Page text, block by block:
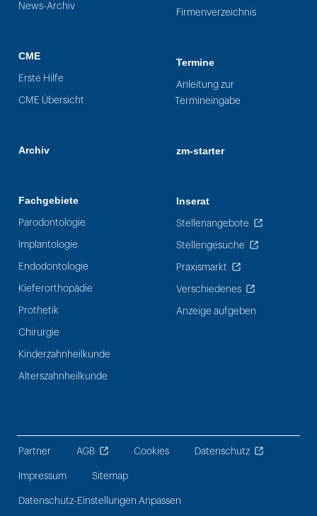
News-Archiv
CME
Erste Hilfe
CME Übersicht
Archiv
Fachgebiete
Parodontologie
Implantologie
Endodontologie
Kieferorthopädie
Prothetik
Chirurgie
Kinderzahnheilkunde
Alterszahnheilkunde
Firmenverzeichnis
Termine
Anleitung zur
Termineingabe
zm-starter
Inserat
Stellenangebote
Stellengesuche
Praxismarkt
Verschiedenes
Anzeige aufgeben
Partner AGB Cookies Datenschutz
Impressum Sitemap
Datenschutz-Einstellungen Anpassen